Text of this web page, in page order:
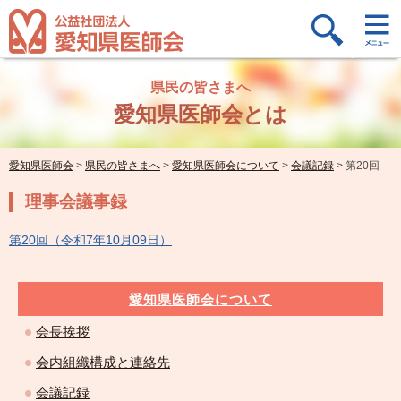
県民の皆さまへ
愛知県医師会とは
愛知県医師会 > 県民の皆さまへ > 愛知県医師会について > 会議記録 > 第20回
理事会議事録
第20回（令和7年10月09日）
愛知県医師会について
会長挨拶
会内組織構成と連絡先
会議記録